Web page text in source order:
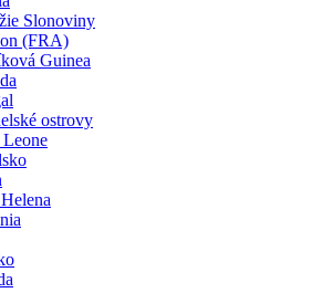
Slonoviny
(FRA)
Guinea
ostrovy
Leone